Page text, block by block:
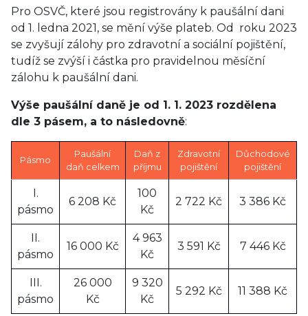
Pro OSVČ, které jsou registrovány k paušální dani
od 1. ledna 2021, se mění výše plateb. Od roku 2023
se zvyšují zálohy pro zdravotní a sociální pojištění,
tudíž se zvýší i částka pro pravidelnou měsíční
zálohu k paušální dani.
Výše paušální daně je od 1. 1. 2023 rozdělena
dle 3 pásem, a to následovně:
Pásmo
Paušální
daň celkem
Daň z
příjmu
Zdravotní
pojištění
Důchodové
pojištění
I.
pásmo
6 208 Kč
100
Kč
2 722 Kč 3 386 Kč
II.
pásmo
16 000 Kč
4 963
Kč
3 591 Kč 7 446 Kč
III.
pásmo
26 000
Kč
9 320
Kč
5 292 Kč 11 388 Kč